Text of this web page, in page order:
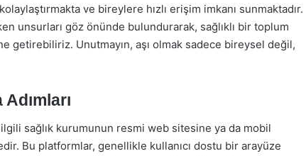
ve bireylere hızlı erişim imkanı sunmaktadır.
unsurları göz önünde bulundurarak, sağlıklı bir toplum
getirebiliriz. Unutmayın, aşı olmak sadece bireysel değil,
sağlık kurumunun resmi web sitesine ya da mobil
Bu platformlar, genellikle kullanıcı dostu bir arayüze